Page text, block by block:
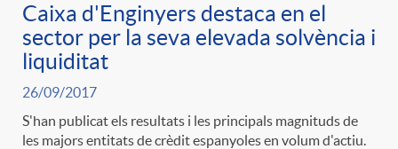
r
i
Caixa d'Enginyers destaca en el
sector per la seva elevada solvència i
liquiditat
26/09/2017
S'han publicat els resultats i les principals magnituds de
les majors entitats de crèdit espanyoles en volum d'actiu.